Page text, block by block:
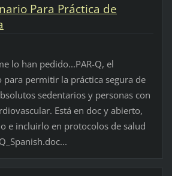
Para Práctica de
lo han pedido...PAR-Q, el
para permitir la práctica segura de
sedentarios y personas con
Está en doc y abierto,
e incluirlo en protocolos de salud